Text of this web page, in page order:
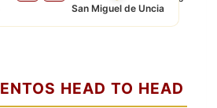
San Miguel de Uncia
HEAD TO HEAD